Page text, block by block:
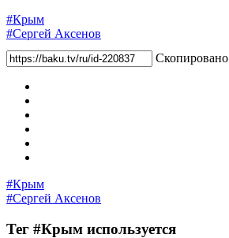
#Крым
#Сергей Аксенов
Скопировано
#Крым
#Сергей Аксенов
Тег #Крым используется